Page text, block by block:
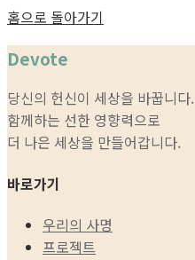
홈으로 돌아가기
Devote
당신의 헌신이 세상을 바꿉니다.
함께하는 선한 영향력으로
더 나은 세상을 만들어갑니다.
바로가기
우리의 사명
프로젝트